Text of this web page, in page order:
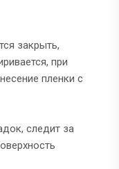
закрыть,
при
пленки с
следит за